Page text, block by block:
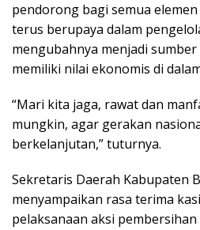
pendorong bagi semua
terus berupaya dalam
mengubahnya menjadi
memiliki nilai ekonomis di
“Mari kita jaga, rawat dan
mungkin, agar gerakan
berkelanjutan,” tuturnya.
Sekretaris Daerah Kabupaten
menyampaikan rasa terima
pelaksanaan aksi